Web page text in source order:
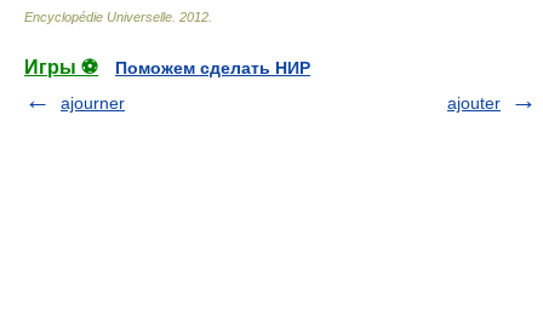
Encyclopédie Universelle 2012
Игры ⚽
Поможем сделать НИР
ajourner
ajouter